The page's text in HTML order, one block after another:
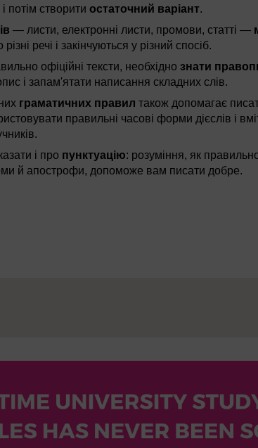
і потім створитиостаточний варіант.
— листи, електронні листи, промови, статті —
речі і закінчуються у різний спосіб.
офіційні тексти, необхіднознати
і запам'ятати написання складних слів.
граматичних правил також допомагає
правильні часові форми дієслів і
і про пунктуацію: розуміння, як
й апострофи, допоможе вам писати добре.